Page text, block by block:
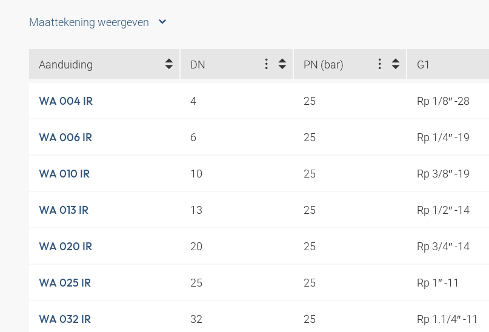
Maattekening weergeven
Aanduiding DN PN (bar) G1
WA 004 IR 4 25 Rp 1/8″ -28
WA 006 IR 6 25 Rp 1/4″ -19
WA 010 IR 10 25 Rp 3/8″ -19
WA 013 IR 13 25 Rp 1/2″ -14
WA 020 IR 20 25 Rp 3/4″ -14
WA 025 IR 25 25 Rp 1″ -11
WA 032 IR 32 25 Rp 1.1/4″ -11